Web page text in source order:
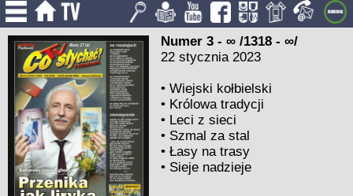
Numer 3 - ∞ /1318 - ∞/
22 stycznia 2023
•Wiejski kołbielski
• Królowa tradycji
• Leci z sieci
• Szmal za stal
•Łasy na trasy
• Sieje nadzieje